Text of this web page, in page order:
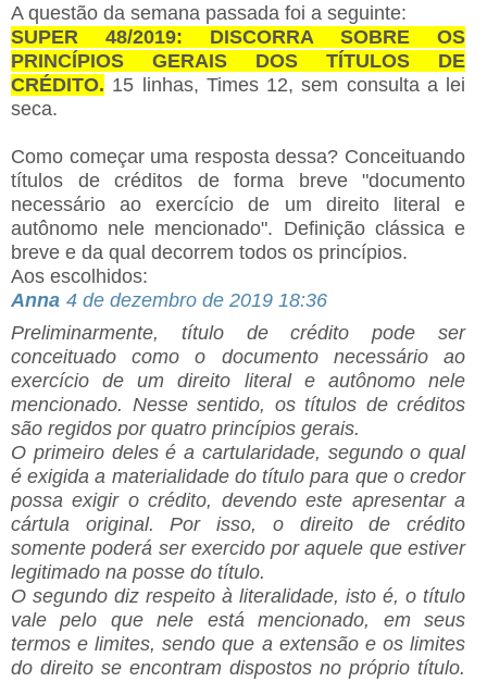
A questão da semana passada foi a seguinte:
SUPER 48/2019: DISCORRA SOBRE OS
PRINCÍPIOS GERAIS DOS TÍTULOS DE
CRÉDITO. 15 linhas, Times 12, sem consulta a lei
seca.
Como começar uma resposta dessa? Conceituando
títulos de créditos de forma breve "documento
necessário ao exercício de um direito literal e
autônomo nele mencionado". Definição clássica e
breve e da qual decorrem todos os princípios.
Aos escolhidos:
Anna 4 de dezembro de 2019 18:36
Preliminarmente, título de crédito pode ser
conceituado como o documento necessário ao
exercício de um direito literal e autônomo nele
mencionado. Nesse sentido, os títulos de créditos
são regidos por quatro princípios gerais.
O primeiro deles é a cartularidade, segundo o qual
é exigida a materialidade do título para que o credor
possa exigir o crédito, devendo este apresentar a
cártula original. Por isso, o direito de crédito
somente poderá ser exercido por aquele que estiver
legitimado na posse do título.
O segundo diz respeito à literalidade, isto é, o título
vale pelo que nele está mencionado, em seus
termos e limites, sendo que a extensão e os limites
do direito se encontram dispostos no próprio título.